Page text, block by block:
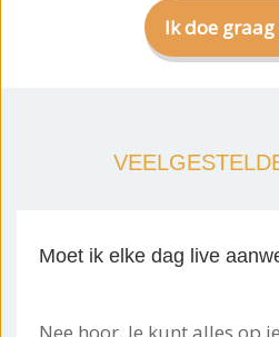
Ik doe graag
Moet ik elke dag live